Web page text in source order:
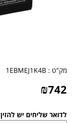
מק"ט : 1EBMEJ1K4B
₪742
לדואר שליחים יש להזין 35 שח בתיבה